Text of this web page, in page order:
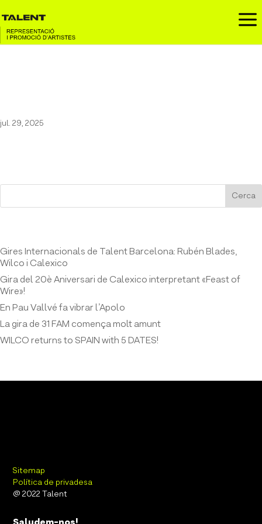
a
jul. 29, 2025
Cerca
Gires Internacionals de Talent Barcelona: Rubén Blades,
Wilco i Calexico
Gira del 20è Aniversari de Calexico interpretant «Feast of
Wire»!
En Pau Vallvé fa vibrar l’Apolo
La gira de 31 FAM comença molt amunt
WILCO returns to SPAIN with 5 DATES!
Sitemap
Política de privadesa
@ 2022 Talent